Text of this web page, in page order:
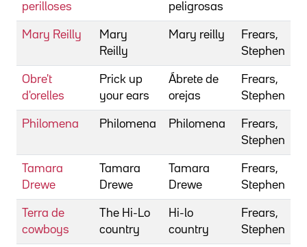
perilloses
peligrosas
Mary Reilly
Mary
Reilly
Mary reilly
Frears,
Stephen
Obre't
d'orelles
Prick up
your ears
Ábrete de
orejas
Frears,
Stephen
Philomena Philomena Philomena
Frears,
Stephen
Tamara
Drewe
Tamara
Drewe
Tamara
Drewe
Frears,
Stephen
Terra de
cowboys
The Hi-Lo
country
Hi-lo
country
Frears,
Stephen